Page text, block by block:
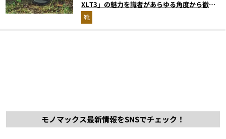
XLT3」の魅力を識者があらゆる角度から徹底
解説！
靴
モノマックス最新情報をSNSでチェック！